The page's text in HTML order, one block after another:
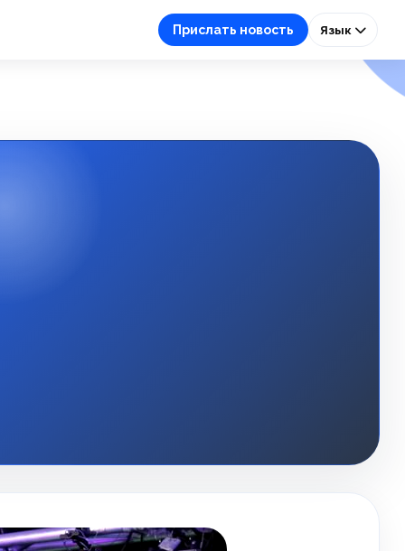
Прислать новость Язык